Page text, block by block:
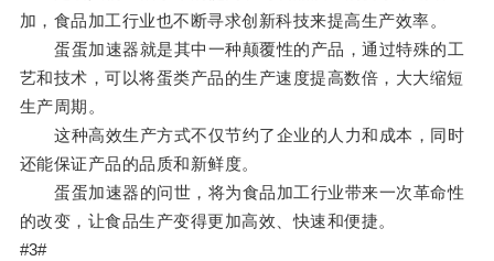
加，食品加工行业也不断寻求创新科技来提高生产效率。
蛋蛋加速器就是其中一种颠覆性的产品，通过特殊的工
艺和技术，可以将蛋类产品的生产速度提高数倍，大大缩短
生产周期。
这种高效生产方式不仅节约了企业的人力和成本，同时
还能保证产品的品质和新鲜度。
蛋蛋加速器的问世，将为食品加工行业带来一次革命性
的改变，让食品生产变得更加高效、快速和便捷。
#3#